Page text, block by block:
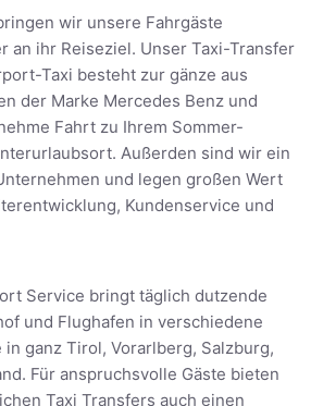
wir unsere Fahrgäste
an ihr Reiseziel. Unser Taxi-Transfer
Taxi besteht zur gänze aus
der Marke Mercedes Benz und
Fahrt zu Ihrem Sommer-
Außerden sind wir ein
und legen großen Wert
Kundenservice und
Service bringt täglich dutzende
und Flughafen in verschiedene
ganz Tirol, Vorarlberg, Salzburg,
Für anspruchsvolle Gäste bieten
Taxi Transfers auch einen